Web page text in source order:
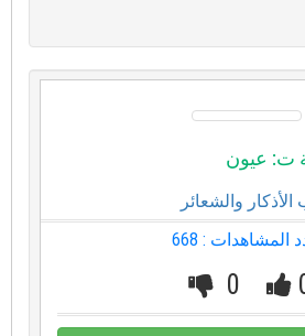
ت: عيون
والشعائر
المشاهدات : 668
0